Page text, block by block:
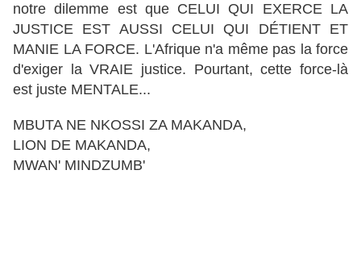
notre dilemme est que CELUI QUI EXERCE LA
JUSTICE EST AUSSI CELUI QUI DÉTIENT ET
MANIE LA FORCE. L'Afrique n'a même pas la force
d'exiger la VRAIE justice. Pourtant, cette force-là
est juste MENTALE...
MBUTA NE NKOSSI ZA MAKANDA,
LION DE MAKANDA,
MWAN' MINDZUMB'